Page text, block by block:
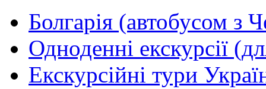
Болгарія (автобусом з
Одноденні екскурсії
Екскурсійні тури